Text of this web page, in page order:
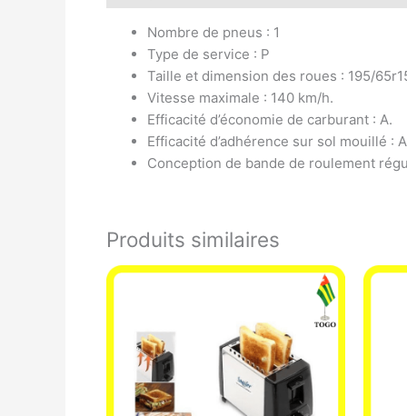
Nombre de pneus : 1
Type de service : P
Taille et dimension des roues : 195/
Vitesse maximale : 140 km/h.
Efficacité d’économie de carburant : A.
Efficacité d’adhérence sur sol mouillé :
Conception de bande de roulement
Produits similaires